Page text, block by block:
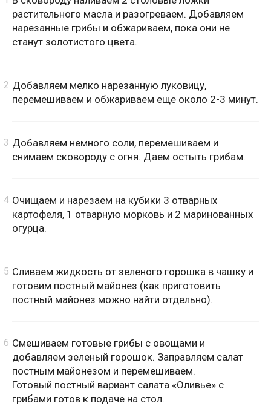
растительного масла и разогреваем. Добавляем
нарезанные грибы и обжариваем, пока они не
станут золотистого цвета.
Добавляем мелко нарезанную луковицу,
перемешиваем и обжариваем еще около 2-3 минут.
Добавляем немного соли, перемешиваем и
снимаем сковороду с огня. Даем остыть грибам.
Очищаем и нарезаем на кубики 3 отварных
картофеля, 1 отварную морковь и 2 маринованных
огурца.
Сливаем жидкость от зеленого горошка в чашку и
готовим постный майонез (как приготовить
постный майонез можно найти отдельно).
Смешиваем готовые грибы с овощами и
добавляем зеленый горошок. Заправляем салат
постным майонезом и перемешиваем.
Готовый постный вариант салата «Оливье» с
грибами готов к подаче на стол.